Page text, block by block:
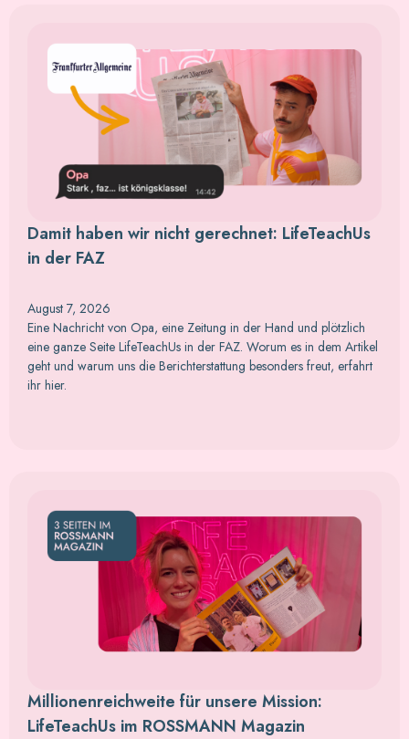
Damit haben wir nicht gerechnet: LifeTeachUs
in der FAZ
August 7, 2026
Eine Nachricht von Opa, eine Zeitung in der Hand und plötzlich
eine ganze Seite LifeTeachUs in der FAZ. Worum es in dem Artikel
geht und warum uns die Berichterstattung besonders freut, erfahrt
ihr hier.
Millionenreichweite für unsere Mission:
LifeTeachUs im ROSSMANN Magazin